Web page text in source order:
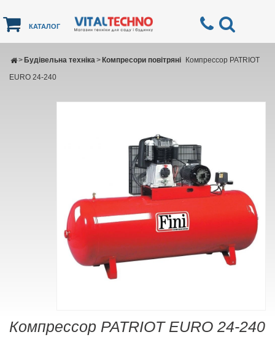
КАТАЛОГ
Будівельна техніка
> Компресори повітряні
>
Компрессор PATRIOT
EURO 24-240
Компрессор PATRIOT EURO 24-240